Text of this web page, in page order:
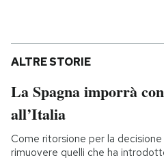
ALTRE STORIE
La Spagna imporrà
all’Italia
Come ritorsione per la
rimuovere quelli che ha